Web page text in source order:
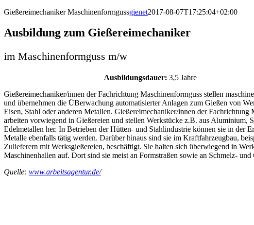
Gießereimechaniker Maschinenformgussgienet2017-08-07T17:25:04+02:00
Ausbildung zum Gießereimechaniker
im Maschinenformguss m/w
Ausbildungsdauer: 3,5 Jahre
Gießereimechaniker/innen der Fachrichtung Maschinenformguss stellen
und übernehmen die ÜBerwachung automatisierter Anlagen zum Gießen von
Eisen, Stahl oder anderen Metallen. Gießereimechaniker/innen der Fachrichtung
arbeiten vorwiegend in Gießereien und stellen Werkstücke z.B. aus Aluminium,
Edelmetallen her. In Betrieben der Hütten- und Stahlindustrie können sie in der
Metalle ebenfalls tätig werden. Darüber hinaus sind sie im Kraftfahrzeugbau,
Zulieferern mit Werksgießereien, beschäftigt. Sie halten sich überwiegend in
Maschinenhallen auf. Dort sind sie meist an Formstraßen sowie an Schmelz- und
Quelle: www.arbeitsagentur.de/